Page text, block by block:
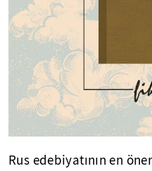
Rus edebiyatının en